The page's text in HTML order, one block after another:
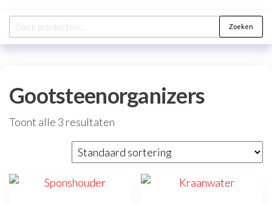
Zoeken
Gootsteenorganizers
Toont alle 3 resultaten